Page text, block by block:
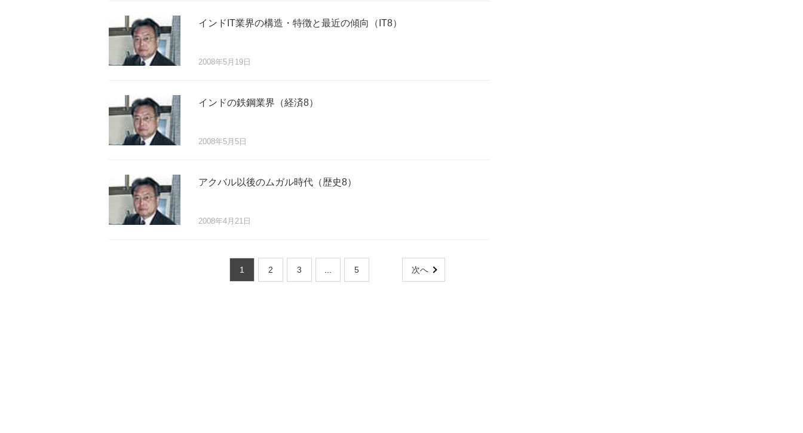
インドIT業界の構造・特徴と最近の傾向（IT8）
2008年5月19日
インドの鉄鋼業界（経済8）
2008年5月5日
アクバル以後のムガル時代（歴史8）
2008年4月21日
1 2 3 次へ
5